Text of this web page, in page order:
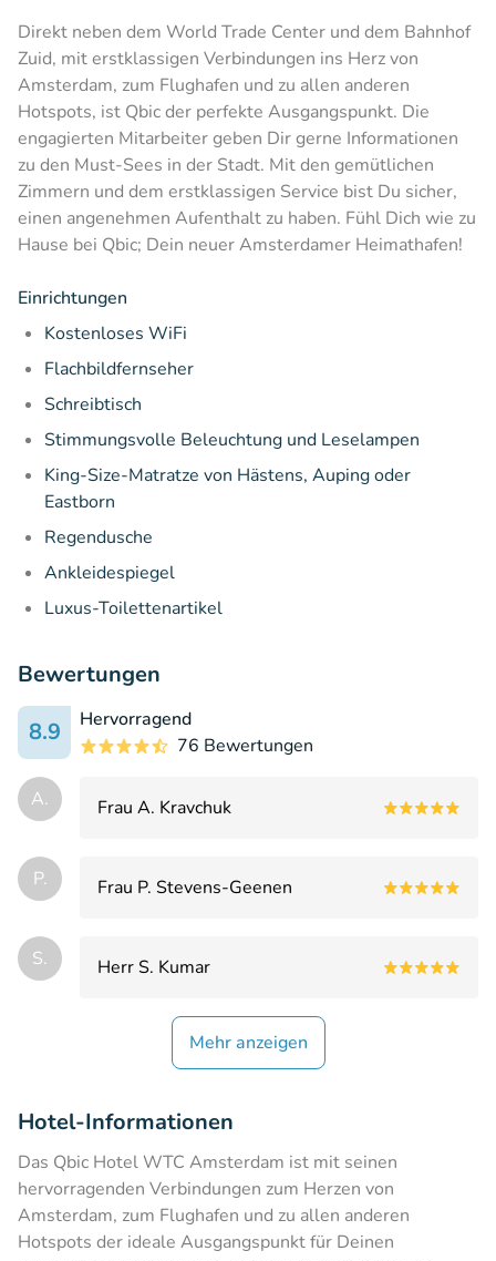
Direkt neben dem World Trade Center und dem Bahnhof
Zuid, mit erstklassigen Verbindungen ins Herz von
Amsterdam, zum Flughafen und zu allen anderen
Hotspots, ist Qbic der perfekte Ausgangspunkt. Die
engagierten Mitarbeiter geben Dir gerne Informationen
zu den Must-Sees in der Stadt. Mit den gemütlichen
Zimmern und dem erstklassigen Service bist Du sicher,
einen angenehmen Aufenthalt zu haben. Fühl Dich wie zu
Hause bei Qbic; Dein neuer Amsterdamer Heimathafen!
Einrichtungen
Kostenloses WiFi
Flachbildfernseher
Schreibtisch
Stimmungsvolle Beleuchtung und Leselampen
King-Size-Matratze von Hästens, Auping oder
Eastborn
Regendusche
Ankleidespiegel
Luxus-Toilettenartikel
Bewertungen
8.9
Hervorragend
76 Bewertungen
А. Frau А. Kravchuk
P. Frau P. Stevens-Geenen
S. Herr S. Kumar
Mehr anzeigen
Hotel-Informationen
Das Qbic Hotel WTC Amsterdam ist mit seinen
hervorragenden Verbindungen zum Herzen von
Amsterdam, zum Flughafen und zu allen anderen
Hotspots der ideale Ausgangspunkt für Deinen